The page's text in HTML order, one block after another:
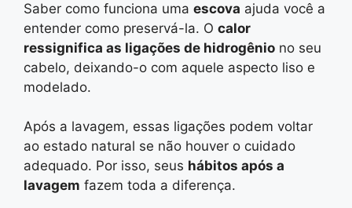
Saber como funciona uma escova ajuda você a
entender como preservá-la. O calor
ressignifica as ligações de hidrogênio no seu
cabelo, deixando-o com aquele aspecto liso e
modelado.
Após a lavagem, essas ligações podem voltar
ao estado natural se não houver o cuidado
adequado. Por isso, seus hábitos após a
lavagem fazem toda a diferença.